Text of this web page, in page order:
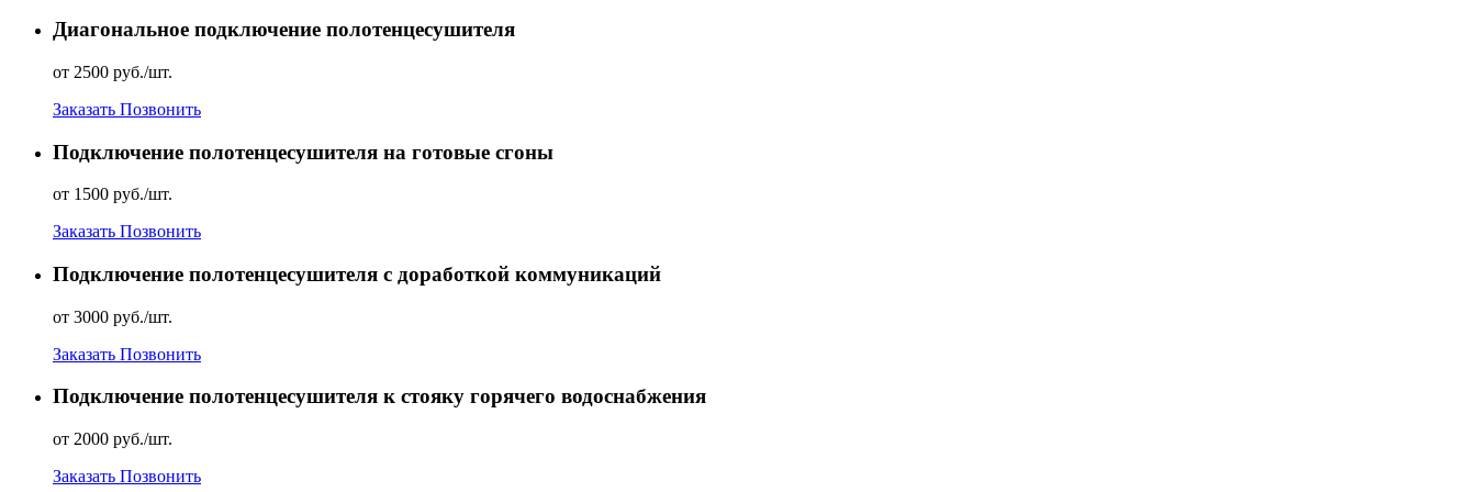
Диагональное подключение полотенцесушителя
от 2500 руб./шт.
Заказать Позвонить
Подключение полотенцесушителя на готовые сгоны
от 1500 руб./шт.
Заказать Позвонить
Подключение полотенцесушителя с доработкой коммуникаций
от 3000 руб./шт.
Заказать Позвонить
Подключение полотенцесушителя к стояку горячего водоснабжения
от 2000 руб./шт.
Заказать Позвонить